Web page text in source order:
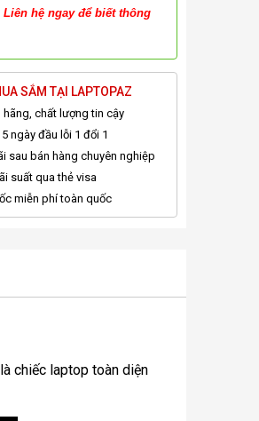
hệ ngay để biết thông
SẮM TẠI LAPTOPAZ
hãng, chất lượng tin cậy
ngày đầu lỗi 1 đổi 1
sau bán hàng chuyên nghiệp
suất qua thẻ visa
miễn phí toàn quốc
chiếc laptop toàn diện